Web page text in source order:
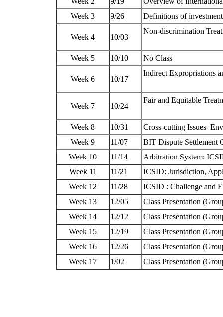
Week 3
9/26 Definitions of
Week 4 10/03
Non-discrimination
Week 5 10/10 No Class
Week 6 10/17
Indirect Expropriations
Week 7 10/24
Fair and Equitable
Week 8 10/31
Cross-cutting
Week 9
11/07
BIT Dispute Settlement
Week 10
11/14
Arbitration System:
Week 11
11/21
ICSID: Jurisdiction,
Week 12
11/28
ICSID : Challenge and
Week 13
12/05
Class Presentation
Week 14
12/12
Class Presentation
Week 15
12/19
Class Presentation
Week 16
12/26
Class Presentation
Week 17
1/02 Class Presentation